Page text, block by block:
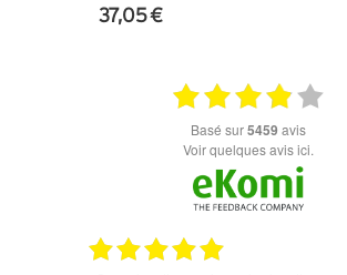
37,05 €
basé sur5459 avis
Voir quelques avis ici.